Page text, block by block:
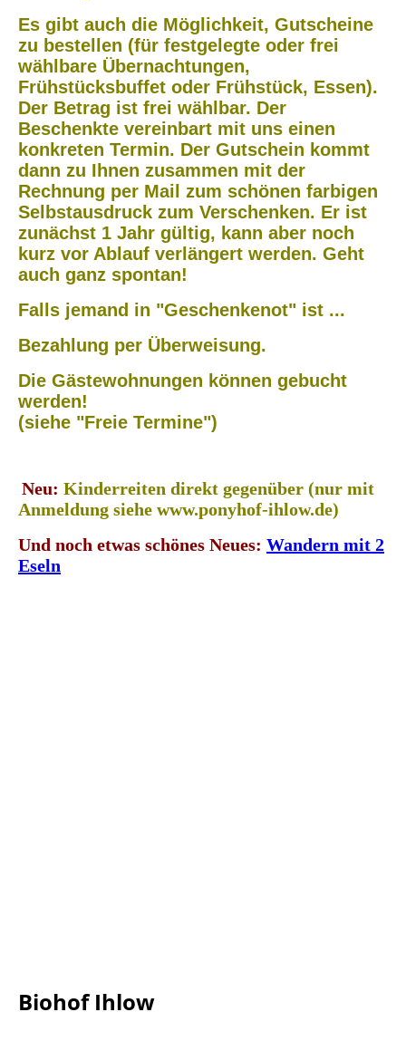
Es gibt auch die Möglichkeit, Gutscheine
zu bestellen (für festgelegte oder frei
wählbare Übernachtungen,
Frühstücksbuffet oder Frühstück, Essen).
Der Betrag ist frei wählbar. Der
Beschenkte vereinbart mit uns einen
konkreten Termin. Der Gutschein kommt
dann zu Ihnen zusammen mit der
Rechnung per Mail zum schönen farbigen
Selbstausdruck zum Verschenken. Er ist
zunächst 1 Jahr gültig, kann aber noch
kurz vor Ablauf verlängert werden. Geht
auch ganz spontan!
Falls jemand in "Geschenkenot" ist ...
Bezahlung per Überweisung.
Die Gästewohnungen können gebucht
werden!
(siehe "Freie Termine")
Neu: Kinderreiten direkt gegenüber (nur mit
Anmeldung siehe www.ponyhof-ihlow.de)
Und noch etwas schönes Neues: Wandern mit 2
Eseln
Biohof Ihlow